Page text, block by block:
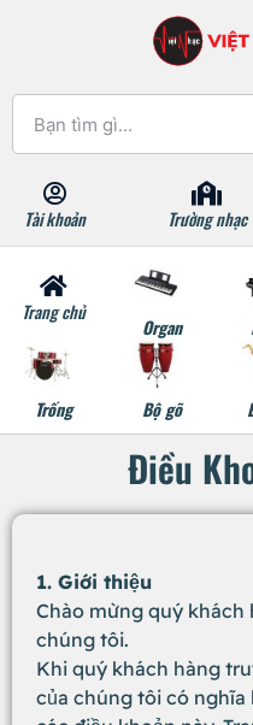
Tài khoản Trường nhạc
Trang chủ
Organ
Trống Bộ gõ
Điều
1. Giới thiệu
Chào mừng quý khách
chúng tôi.
Khi quý khách hàng
của chúng tôi có